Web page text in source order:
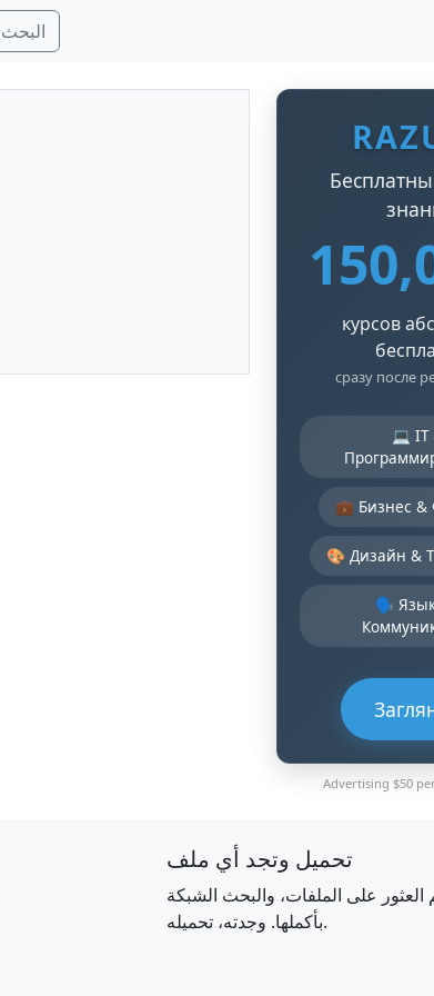
البحث
курсов
сразу после
💻 IT
💼 Бизнес
🎨 Дизайн &
🗣️
Advertising $50
تحميل وتجد أي ملف
على الملفات، والبحث الشبكة
بأكملها. وجدته، تحميله.